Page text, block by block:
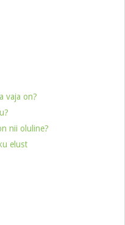
vaja on?
nii oluline?
elust